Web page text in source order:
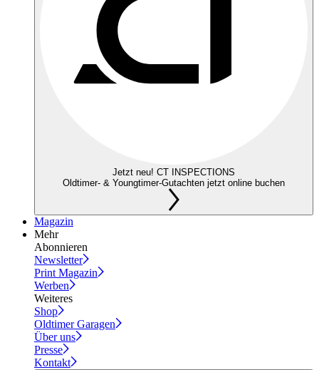
Jetzt neu! CT INSPECTIONS
Oldtimer- & Youngtimer-Gutachten jetzt online buchen
Magazin
Mehr
Abonnieren
Newsletter
Print Magazin
Werben
Weiteres
Shop
Oldtimer Garagen
Über uns
Presse
Kontakt